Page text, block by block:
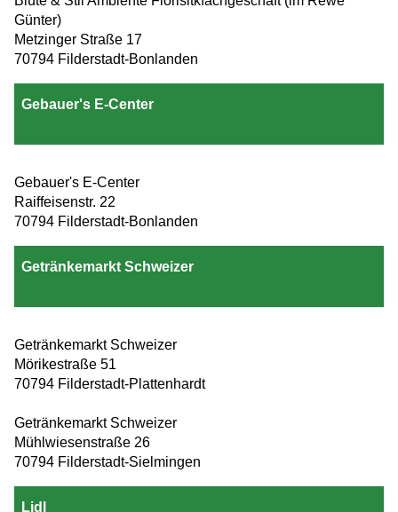
Günter)
Metzinger Straße 17
70794 Filderstadt-Bonlanden
Gebauer's E-Center
Gebauer's E-Center
Raiffeisenstr. 22
70794 Filderstadt-Bonlanden
Getränkemarkt Schweizer
Getränkemarkt Schweizer
Mörikestraße 51
70794 Filderstadt-Plattenhardt
Getränkemarkt Schweizer
Mühlwiesenstraße 26
70794 Filderstadt-Sielmingen
Lidl